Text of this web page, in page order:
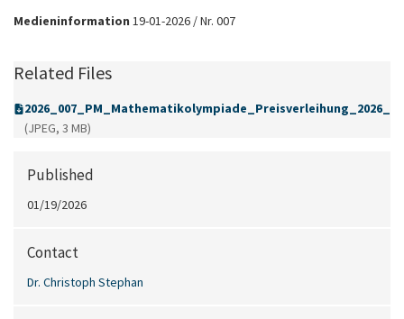
Medieninformation 19-01-2026 / Nr. 007
Related Files
(JPEG, 3 MB)
Published
01/19/2026
Contact
Dr. Christoph Stephan